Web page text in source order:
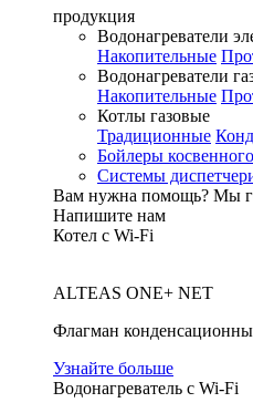
продукция
Водонагреватели
Накопительные
Водонагреватели
Накопительные
Котлы газовые
Традиционные
Бойлеры
Системы
Вам нужна помощь? Мы
Напишите нам
Котел с Wi-Fi
ALTEAS ONE+ NET
Флагман
Узнайте больше
Водонагреватель с Wi-Fi